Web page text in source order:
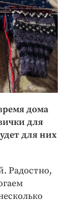
дома
для
для них
Радостно,